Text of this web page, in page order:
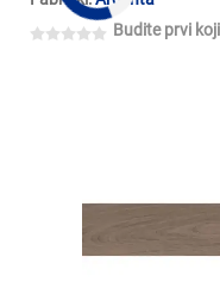
Budite prvi